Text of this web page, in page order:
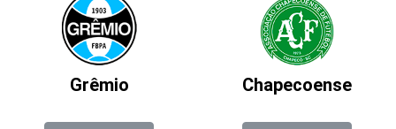
Grêmio Chapecoense